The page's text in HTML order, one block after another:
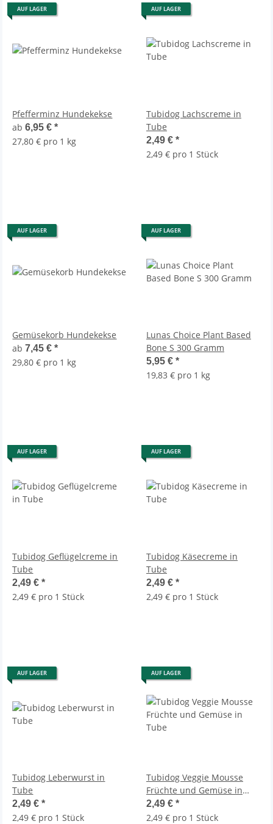
AUF LAGER
Pfefferminz Hundekekse
ab6,95 €*
27,80 € pro 1 kg
AUF LAGER
Tubidog Lachscreme in
Tube
2,49 € *
2,49 € pro 1 Stück
AUF LAGER
Gemüsekorb Hundekekse
ab7,45 €*
29,80 € pro 1 kg
AUF LAGER
Lunas Choice Plant Based
Bone S 300 Gramm
5,95 € *
19,83 € pro 1 kg
AUF LAGER
Tubidog Geflügelcreme in
Tube
2,49 €*
2,49 € pro 1 Stück
AUF LAGER
Tubidog Käsecreme in
Tube
2,49 € *
2,49 € pro 1 Stück
AUF LAGER
Tubidog Leberwurst in
Tube
2,49 €*
2,49 € pro 1 Stück
AUF LAGER
Tubidog Veggie Mousse
Früchte und Gemüse in
Tube
2,49 € *
2,49 € pro 1 Stück